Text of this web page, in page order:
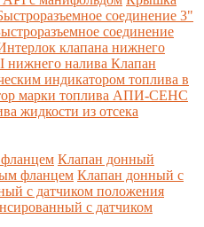
соединение 3"
соединение
клапана нижнего
нижнего налива Клапан
индикатором топлива в
марки топлива АПИ-СЕНС
жидкости из отсека
Клапан донный
фланцем Клапан донный с
с датчиком положения
с датчиком